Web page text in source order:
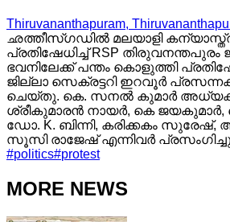
Thiruvananthapuram,
ഛത്തീസ്ഗഡിൽ മലയാളി
പ്രതിഷേധിച്ച് RSP തിരുവനന്തപുരം
ഭവനിലേക്ക് പന്തം കൊളുത്തി
ജില്ലാ സെക്രട്ടറി ഇറവൂർ
ചെയ്തു. കെ. സനല്‍ കുമാര്‍
ശ്രീകുമാരൻ നായർ, കെ
ഡോ. K. ബിന്നി, കരിക്കകം
സൂസി രാജേഷ് എന്നിവർ
#politics#protest
MORE NEWS